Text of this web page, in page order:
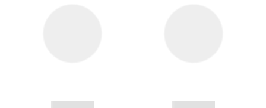
------------
------------